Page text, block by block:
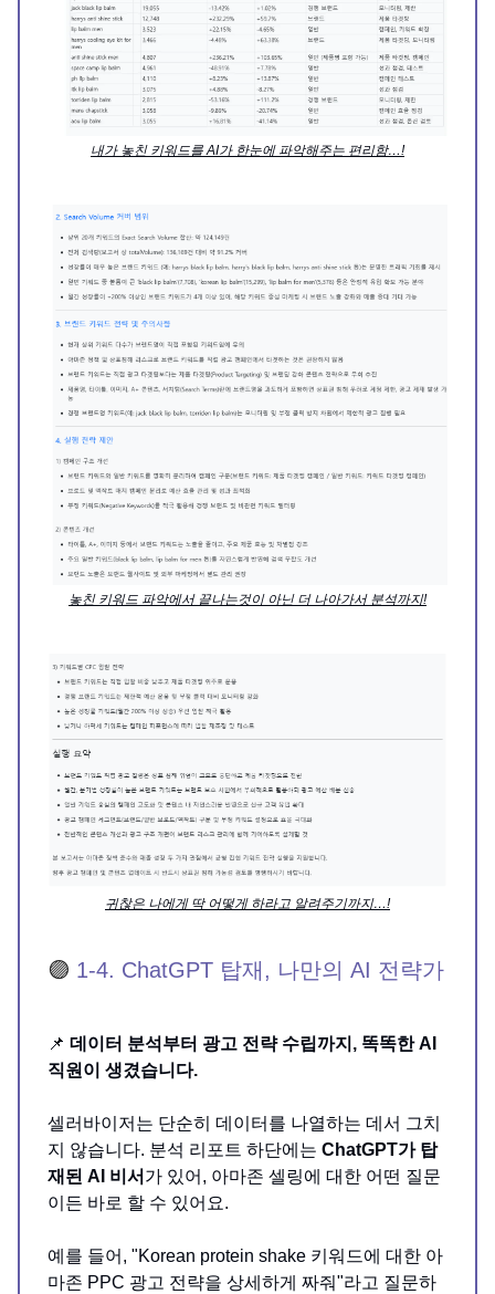
내가 놓친 키워드를 AI가 한눈에 파악해주는 편리함…!
놓친 키워드 파악에서 끝나는것이 아닌 더 나아가서 분석까지!
귀찮은 나에게 딱 어떻게 하라고 알려주기까지…!
🟣 1-4. ChatGPT 탑재, 나만의 AI 전략가
📌 데이터 분석부터 광고 전략 수립까지, 똑똑한 AI
직원이 생겼습니다.
셀러바이저는 단순히 데이터를 나열하는 데서 그치
지 않습니다. 분석 리포트 하단에는 ChatGPT가 탑
재된 AI 비서 가 있어, 아마존 셀링에 대한 어떤 질문
이든 바로 할 수 있어요.
예를 들어, "Korean protein shake 키워드에 대한 아
마존 PPC 광고 전략을 상세하게 짜줘"라고 질문하